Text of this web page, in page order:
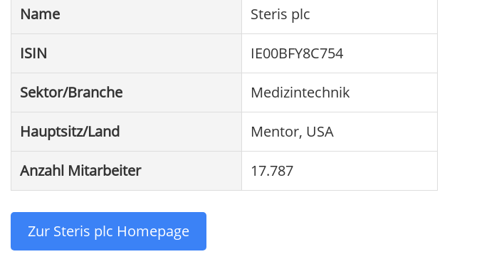
Name Steris plc
ISIN IE00BFY8C754
Sektor/Branche Medizintechnik
Hauptsitz/Land Mentor, USA
Anzahl Mitarbeiter 17.787
Zur Steris plc Homepage